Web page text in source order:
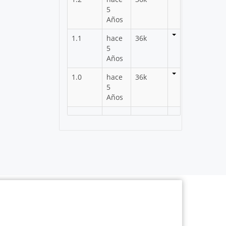
5
Años
1.1
hace
5
Años
36k
1.0
hace
5
Años
36k